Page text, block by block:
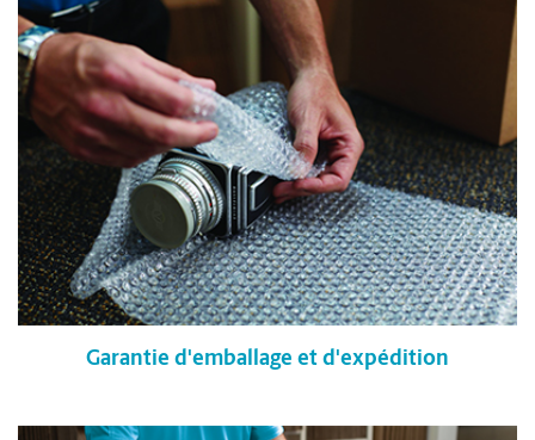
Garantie d'emballage et d'expédition